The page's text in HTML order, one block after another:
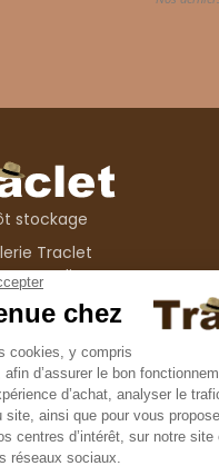
stockage
Traclet
Bardin
traclet.com
Traclet
Cadore